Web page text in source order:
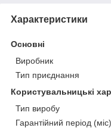
Характеристики
Основні
Виробник
Тип приєднання
Користувальницькі
Тип виробу
Гарантійний період (міс)